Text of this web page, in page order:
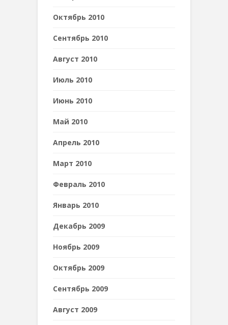
Октябрь 2010
Сентябрь 2010
Август 2010
Июль 2010
Июнь 2010
Май 2010
Апрель 2010
Март 2010
Февраль 2010
Январь 2010
Декабрь 2009
Ноябрь 2009
Октябрь 2009
Сентябрь 2009
Август 2009